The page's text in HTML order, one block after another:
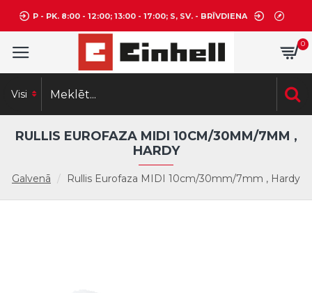
P - PK. 8:00 - 12:00; 13:00 - 17:00; S, SV. - BRĪVDIENA
0
Visi
Galvenā Rullis Eurofaza MIDI 10cm/30mm/7mm , Hardy
RULLIS EUROFAZA MIDI 10CM/30MM/7MM ,
HARDY